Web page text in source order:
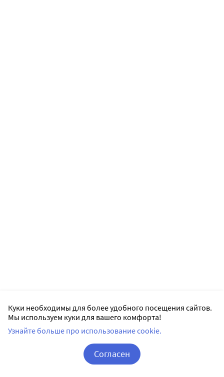
Куки необходимы для более удобного посещения сайтов.
Мы используем куки для вашего комфорта!
Узнайте больше про использование cookie.
Согласен